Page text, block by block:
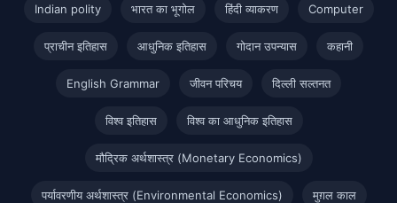
Indian polity भारत का भूगोल हिंदी व्याकरण Computer
प्राचीन इतिहास आधुनिक इतिहास गोदान उपन्यास कहानी
English Grammar जीवन परिचय दिल्ली सल्तनत
विश्व इतिहास विश्व का आधुनिक इतिहास
मौद्रिक अर्थशास्त्र (Monetary Economics)
पर्यावरणीय अर्थशास्त्र (Environmental Economics) मुग़ल काल